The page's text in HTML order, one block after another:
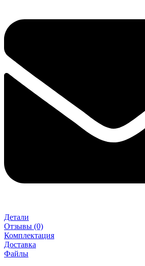
Детали
Отзывы (0)
Комплектация
Доставка
Файлы